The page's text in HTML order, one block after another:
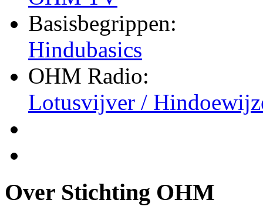
Basisbegrippen:
Hindubasics
OHM Radio:
Lotusvijver /
Over Stichting OHM